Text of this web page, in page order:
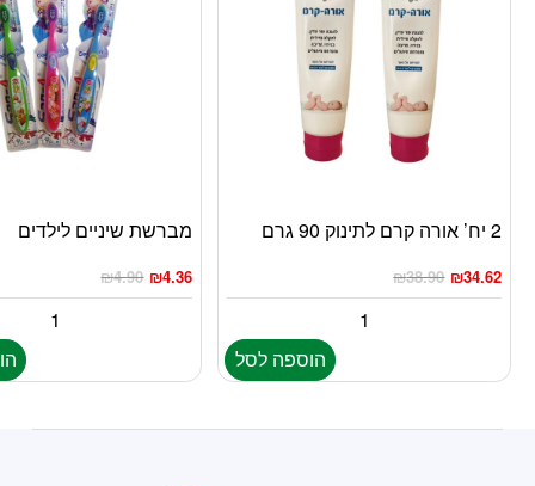
2 יח’ אורה קרם לתינוק 90 גרם
₪38.90 ₪34.62
הוספה לסל
מברשת שיניים לילדים
₪4.90 ₪4.36